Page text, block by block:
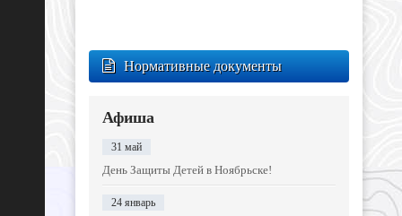
Нормативные документы
Афиша
31 май
День Защиты Детей в Ноябрьске!
24 январь